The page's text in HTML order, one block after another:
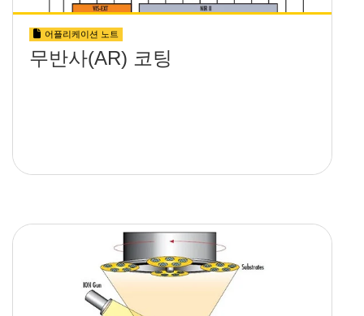
어플리케이션 노트
무반사(AR) 코팅